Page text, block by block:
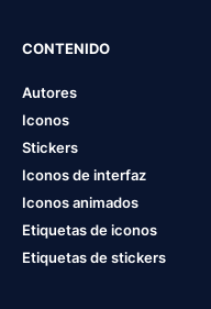
CONTENIDO
Autores
Iconos
Stickers
Iconos de interfaz
Iconos animados
Etiquetas de iconos
Etiquetas de stickers